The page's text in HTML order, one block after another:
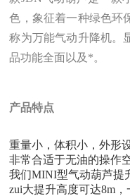
色，象征着一种绿色环
称为万能气动升降机。
品功能全面以及*。
产品特点
重量小，体积小，外形
非常合适于无油的操作
我们MINI型气动葫芦提
zui大提升高度可达8m